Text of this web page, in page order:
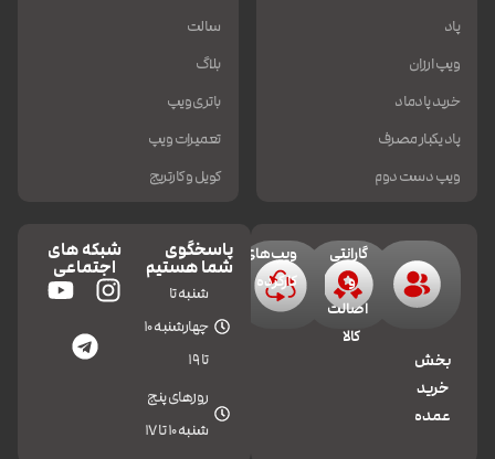
پاد
ویپ ارزان
خرید پادماد
پاد یکبار مصرف
ویپ دست دوم
سالت
بلاگ
باتری ویپ
تعمیرات ویپ
کویل و کارتریج
بخش
خرید
عمده
گارانتی
و
اصالت
کالا
ویپ‌های
کارکرده
پاسخگوی
شما هستیم
شنبه تا
چهارشنبه 10
تا 19
روزهای پنج
شنبه 10 تا 17
شبکه های
اجتماعی